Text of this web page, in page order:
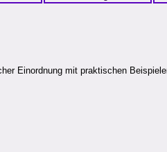
Einordnung mit praktischen